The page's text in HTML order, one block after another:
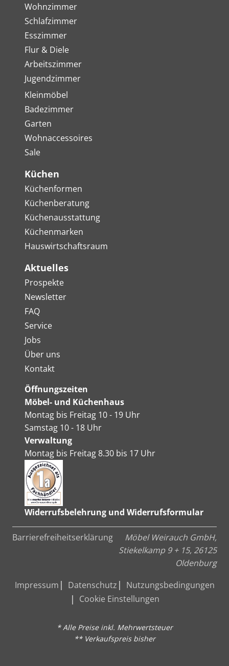
Wohnzimmer
Schlafzimmer
Esszimmer
Flur & Diele
Arbeitszimmer
Jugendzimmer
Kleinmöbel
Badezimmer
Garten
Wohnaccessoires
Sale
Küchen
Küchenformen
Küchenberatung
Küchenausstattung
Küchenmarken
Hauswirtschaftsraum
Aktuelles
Prospekte
Newsletter
FAQ
Service
Jobs
Über uns
Kontakt
Öffnungszeiten
Möbel- und Küchenhaus
Montag bis Freitag 10 - 19 Uhr
Samstag 10 - 18 Uhr
Verwaltung
Montag bis Freitag 8.30 bis 17 Uhr
Widerrufsbelehrung und Widerrufsformular
Barrierefreiheitserklärung
Möbel Weirauch GmbH,
Stiekelkamp 9 + 15, 26125
Oldenburg
Impressum
Datenschutz
Nutzungsbedingungen
Cookie Einstellungen
* Alle Preise inkl. Mehrwertsteuer
** Verkaufspreis bisher